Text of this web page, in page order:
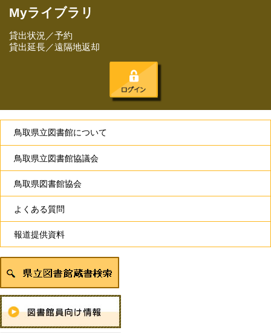
Myライブラリ
貸出状況／予約
貸出延長／遠隔地返却
鳥取県立図書館について
鳥取県立図書館協議会
鳥取県図書館協会
よくある質問
報道提供資料